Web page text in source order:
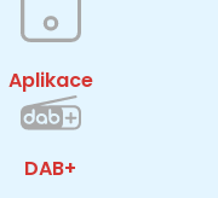
Aplikace
DAB+